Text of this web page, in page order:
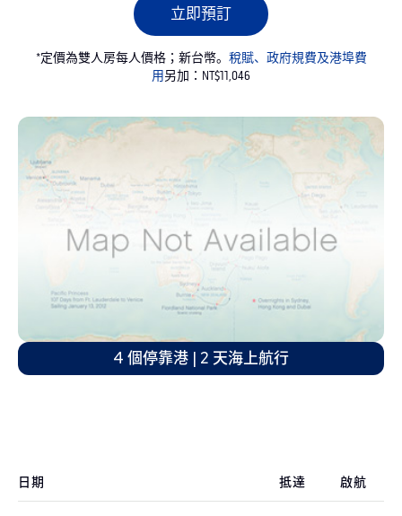
立即預訂
*定價為雙人房每人價格；新台幣。 稅賦、政府規費及港埠費
用另加：NT$11,046
4 個停靠港 | 2 天海上航行
日期 抵達 啟航